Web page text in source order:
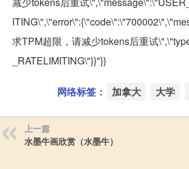
求TPM超限，请减少tokens后重试
_RATELIMITING\"}}"}}
网络标签： 加拿大 大学
上一篇
水墨牛画欣赏（水墨牛）